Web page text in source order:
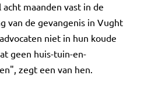
maanden vast in de
van de gevangenis in Vught
niet in hun koude
geen huis-tuin-en-
zegt een van hen.